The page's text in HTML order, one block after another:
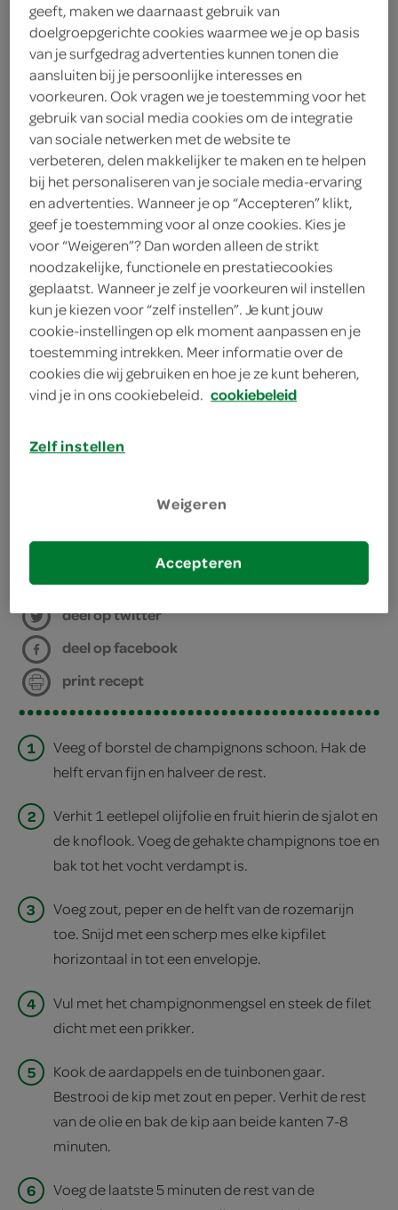
750 gram aardappels
4 kipfilets
theelepel gedroogde rozemarijn
1 eetlepel verse rozemarijn
1 teentje knoflook
1 kleine ui
1 sjalot
3 eetlepels olijfolie
250 gram kastanjechampignons
kies je winkel
benodigdheden
deel op twitter
deel op facebook
print recept
1
Veeg of borstel de champignons schoon. Hak de
helft ervan fijn en halveer de rest.
2
Verhit 1 eetlepel olijfolie en fruit hierin de sjalot en
de knoflook. Voeg de gehakte champignons toe en
bak tot het vocht verdampt is.
3
Voeg zout, peper en de helft van de rozemarijn
toe. Snijd met een scherp mes elke kipfilet
horizontaal in tot een envelopje.
4
Vul met het champignonmengsel en steek de filet
dicht met een prikker.
5
Kook de aardappels en de tuinbonen gaar.
Bestrooi de kip met zout en peper. Verhit de rest
van de olie en bak de kip aan beide kanten 7-8
minuten.
6
Voeg de laatste 5 minuten de rest van de
geeft, maken we daarnaast gebruik van
doelgroepgerichte cookies waarmee we je op basis
van je surfgedrag advertenties kunnen tonen die
aansluiten bij je persoonlijke interesses en
voorkeuren. Ook vragen we je toestemming voor het
gebruik van social media cookies om de integratie
van sociale netwerken met de website te
verbeteren, delen makkelijker te maken en te helpen
bij het personaliseren van je sociale media-ervaring
en advertenties. Wanneer je op “Accepteren” klikt,
geef je toestemming voor al onze cookies. Kies je
voor “Weigeren”? Dan worden alleen de strikt
noodzakelijke, functionele en prestatiecookies
geplaatst. Wanneer je zelf je voorkeuren wil instellen
kun je kiezen voor “zelf instellen”. Je kunt jouw
cookie-instellingen op elk moment aanpassen en je
toestemming intrekken. Meer informatie over de
cookies die wij gebruiken en hoe je ze kunt beheren,
vind je in ons cookiebeleid. cookiebeleid
Zelf instellen
Weigeren
Accepteren